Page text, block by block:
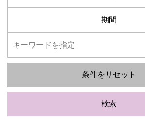
期間
条件をリセット
検索